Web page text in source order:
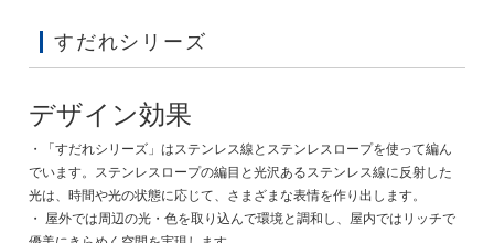
すだれシリーズ
デザイン効果
・「すだれシリーズ」はステンレス線とステンレスロープを使って編ん
でいます。ステンレスロープの編目と光沢あるステンレス線に反射した
光は、時間や光の状態に応じて、さまざまな表情を作り出します。
・ 屋外では周辺の光・色を取り込んで環境と調和し、屋内ではリッチで